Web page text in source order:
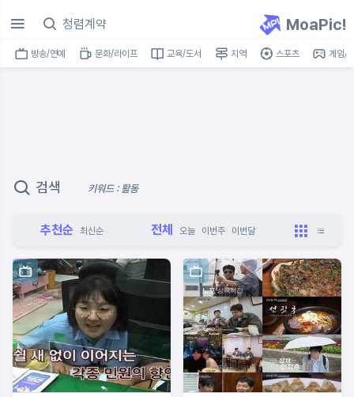
MoaPic!
방송/연예 문화/라이프 교육/도서 지역 스포츠 게임/
검색 키워드 : 활동
추천순 최신순 전체 오늘 이번주 이번달